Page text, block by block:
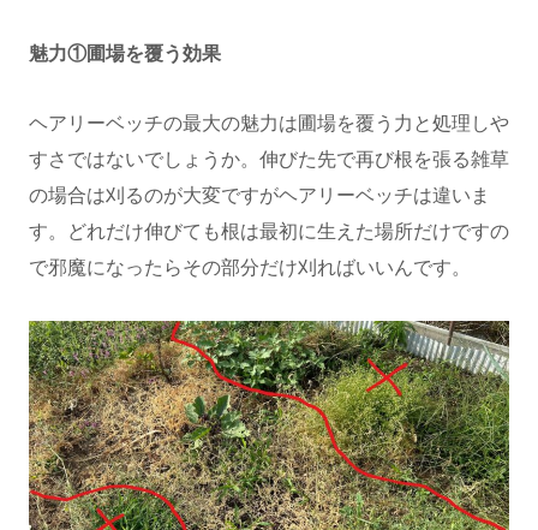
魅力①圃場を覆う効果
ヘアリーベッチの最大の魅力は圃場を覆う力と処理しや
すさではないでしょうか。伸びた先で再び根を張る雑草
の場合は刈るのが大変ですがヘアリーベッチは違いま
す。どれだけ伸びても根は最初に生えた場所だけですの
で邪魔になったらその部分だけ刈ればいいんです。